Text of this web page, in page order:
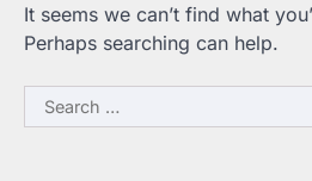
It seems we can’t find what
Perhaps searching can help.
Search
for: